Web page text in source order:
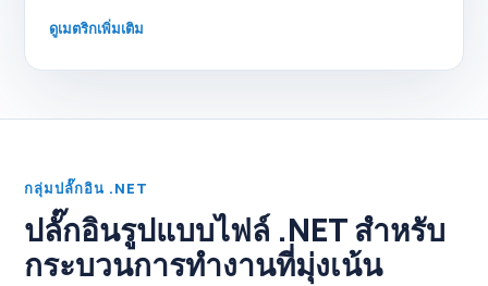
ดูเมตริกเพิ่มเติม
กลุ่มปลั๊กอิน .NET
ปลั๊กอินรูปแบบไฟล์ .NET สำหรับ
กระบวนการทำงานที่มุ่งเน้น